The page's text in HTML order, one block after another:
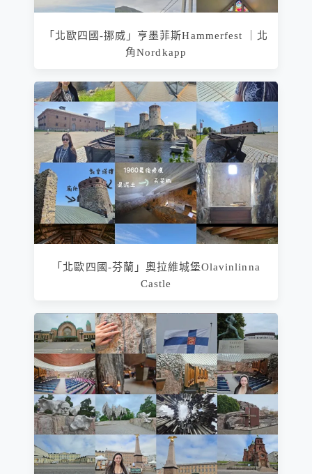
「北歐四國-挪威」亨墨菲斯Hammerfest ｜北
角Nordkapp
「北歐四國-芬蘭」奧拉維城堡Olavinlinna
Castle